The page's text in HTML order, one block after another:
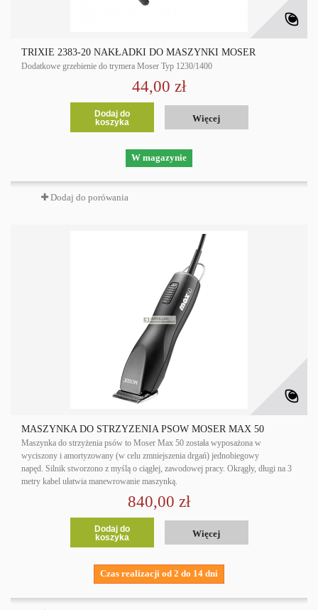
TRIXIE 2383-20 NAKŁADKI DO MASZYNKI MOSER
Dodatkowe grzebienie do trymera Moser Typ 1230/1400
44,00 zł
Dodaj do
koszyka
Więcej
W magazynie
Dodaj do porówania
MASZYNKA DO STRZYŻENIA PSÓW MOSER MAX 50
Maszynka do strzyżenia psów to Moser Max 50 została wyposażona w
wyciszony i amortyzowany (w celu zmniejszenia drgań) jednobiegowy
napęd. Silnik stworzono z myślą o ciągłej, zawodowej pracy. Okrągły, długi na 3
metry kabel ułatwia manewrowanie maszynką.
840,00 zł
Dodaj do
koszyka
Więcej
Czas realizacji od 2 do 14 dni